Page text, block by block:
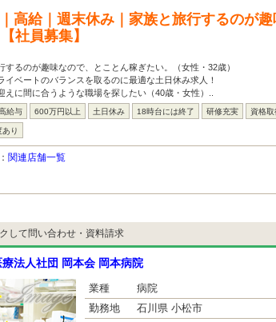
高給｜週末休み｜家族と旅行するのが
社員募集】
するのが趣味なので、とことん稼ぎたい。（女性・32歳）
イベートのバランスを取るのに最適な土日休み求人！
えに間に合うような職場を探したい（40歳・女性）..
給与 600万円以上 土日休み 18時台には終了 研修充実 資格取
り
関連店舗一覧
して問い合わせ・資料請求
療法人社団 岡本会 岡本病院
業種
病院
勤務地
石川県 小松市